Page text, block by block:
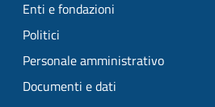
Enti e fondazioni
Politici
Personale amministrativo
Documenti e dati